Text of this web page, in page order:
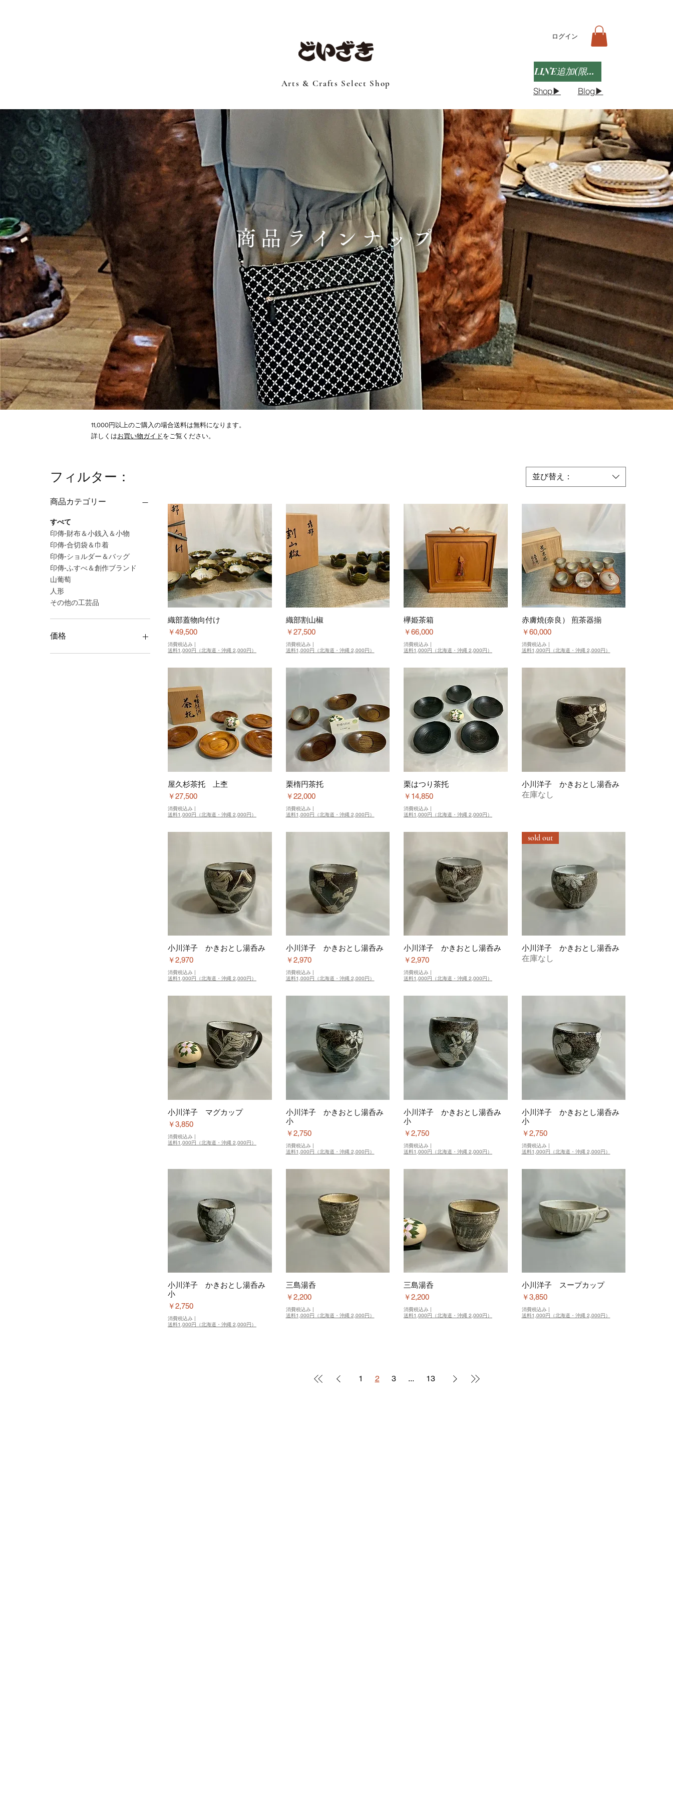
Arts & Crafts Select Shop
ログイン
Shop▶︎ Blog▶︎
LINE追加(限定クーポンなど)
商品ラインナップ
11,000円以上のご購入の場合送料は無料になります。
​詳しくはお買い物ガイドをご覧ください。
フィルター：
商品カテゴリー
すべて
印傳-財布＆小銭入＆小物
印傳-合切袋＆巾着
印傳-ショルダー＆バッグ
印傳-ふすべ＆創作ブランド
山葡萄
人形
その他の工芸品
価格
並び替え：
織部蓋物向付け
価格
￥49,500
消費税込み
送料1,000円（北海道・沖縄 2,000円）
織部割山椒
価格
￥27,500
消費税込み|
送料1,000円（北海道・沖縄 2,000円）
欅姫茶箱
価格
￥66,000
消費税込み
送料1,000円（北海道・沖縄 2,000円）
赤膚焼(奈良） 煎茶器揃
価格
￥60,000
消費税込み|
送料1,000円（北海道・沖縄 2,000円）
屋久杉茶托 上杢
価格
￥27,500
消費税込み |
送料1,000円（北海道・沖縄 2,000円）
栗楕円茶托
価格
￥22,000
消費税込み|
送料1,000円（北海道・沖縄 2,000円）
栗はつり茶托
価格
￥14,850
消費税込み |
送料1,000円（北海道・沖縄 2,000円）
小川洋子 かきおとし湯呑み
在庫なし
小川洋子 かきおとし湯呑み
価格
￥2,970
消費税込み
送料1,000円（北海道・沖縄 2,000円）
小川洋子 かきおとし湯呑み
価格
￥2,970
消費税込み|
送料1,000円（北海道・沖縄 2,000円）
小川洋子 かきおとし湯呑み
価格
￥2,970
消費税込み
送料1,000円（北海道・沖縄 2,000円）
sold out
小川洋子 かきおとし湯呑み
在庫なし
小川洋子 マグカップ
価格
￥3,850
消費税込み |
送料1,000円（北海道・沖縄 2,000円）
小川洋子 かきおとし湯呑み
小
価格
￥2,750
消費税込み|
送料1,000円（北海道・沖縄 2,000円）
小川洋子 かきおとし湯呑み
小
価格
￥2,750
消費税込み |
送料1,000円（北海道・沖縄 2,000円）
小川洋子 かきおとし湯呑み
小
価格
￥2,750
消費税込み|
送料1,000円（北海道・沖縄 2,000円）
小川洋子 かきおとし湯呑み
小
価格
￥2,750
消費税込み
送料1,000円（北海道・沖縄 2,000円）
三島湯呑
価格
￥2,200
消費税込み|
送料1,000円（北海道・沖縄 2,000円）
三島湯呑
価格
￥2,200
消費税込み
送料1,000円（北海道・沖縄 2,000円）
小川洋子 スープカップ
価格
￥3,850
消費税込み|
送料1,000円（北海道・沖縄 2,000円）
1 2 3 ... 13